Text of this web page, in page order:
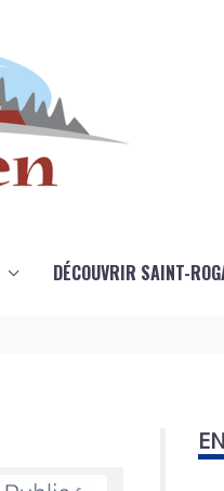
DÉCOUVRIR SAINT-